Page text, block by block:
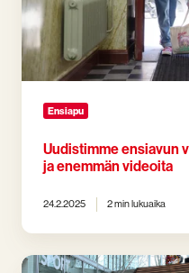
videoita
Ensiapu
Uudistimme ensiavun
ja enemmän videoita
24.2.2025 2 min lukuaika
Vahvistamme